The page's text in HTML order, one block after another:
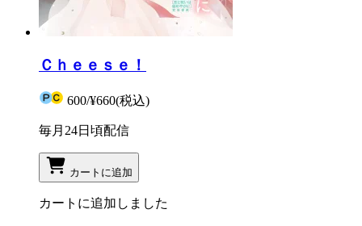
Ｃｈｅｅｓｅ！
600/¥660(税込)
毎月24日頃配信
カートに追加
カートに追加しました